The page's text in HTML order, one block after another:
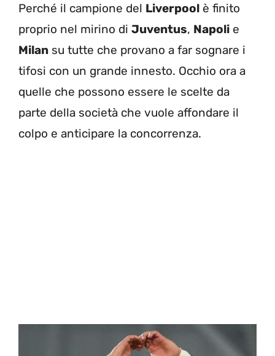
Perché il campione del Liverpool è finito
proprio nel mirino di Juventus, Napoli e
Milan su tutte che provano a far sognare i
tifosi con un grande innesto. Occhio ora a
quelle che possono essere le scelte da
parte della società che vuole affondare il
colpo e anticipare la concorrenza.